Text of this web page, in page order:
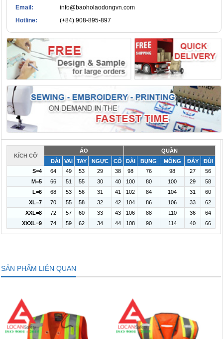
Email:
info@baoholaodongvn.com
Hotline:
(+84) 908-895-897
KÍCH CỠ
ÁO
QUẦN
DÀI
VAI TAY NGỰC CỔ DÀI BỤNG MÔNG ĐÁY
ĐÙI
S=4
64 49 53 29 38 98 76 98 27
56
M=5
66 51 55 30 40 100 80 100 29
58
L=6
68 53 56 31 41 102 84 104 31
60
XL=7
70 55 58 32 42 104 86 106 33
62
XXL=8
72 57 60 33 43 106 88 110 36
64
XXXL=9
74 59 62 34 44 108 90 114 40 66
SẢN PHẨM LIÊN QUAN